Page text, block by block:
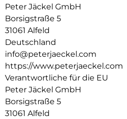
Peter Jäckel GmbH
Borsigstraße 5
31061 Alfeld
Deutschland
info@peterjaeckel.com
https://www.peterjaeckel.com
Verantwortliche für die EU
Peter Jäckel GmbH
Borsigstraße 5
31061 Alfeld